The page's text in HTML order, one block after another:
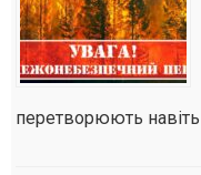
перетворюють